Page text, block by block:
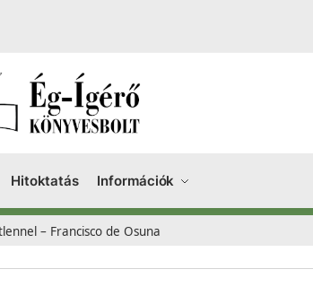
Hitoktatás Információk
– Francisco de Osuna